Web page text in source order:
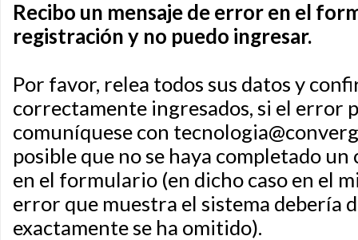
Recibo un mensaje de error en el
registración y no puedo ingresar.
Por favor, relea todos sus datos y
correctamente ingresados, si el error
comuníquese con
posible que no se haya completado
en el formulario (en dicho caso en el
error que muestra el sistema debería
exactamente se ha omitido).